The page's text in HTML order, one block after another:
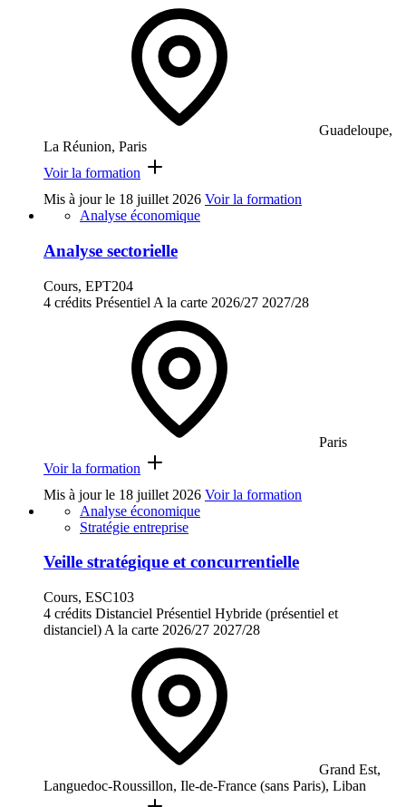
Guadeloupe,
La Réunion, Paris
Voir la formation
Mis à jour le 18 juillet 2026 Voir la formation
Analyse économique
Analyse sectorielle
Cours, EPT204
4 crédits Présentiel A la carte 2026/27 2027/28
Paris
Voir la formation
Mis à jour le 18 juillet 2026 Voir la formation
Analyse économique
Stratégie entreprise
Veille stratégique et concurrentielle
Cours, ESC103
4 crédits Distanciel Présentiel Hybride (présentiel et
distanciel) A la carte 2026/27 2027/28
Grand Est,
Languedoc-Roussillon, Ile-de-France (sans Paris), Liban